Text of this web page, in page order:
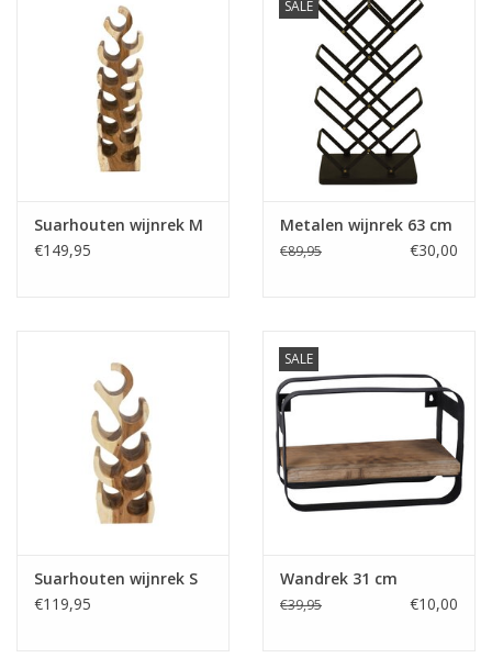
Fake plants
SIeraden
MAGAZIJNOPRUIMING
Media
Suarhouten wijnrek M
€149,95
SALE
Metalen wijnrek 63 cm
€89,95 €30,00
Suarhouten wijnrek S
€119,95
SALE
Wandrek 31 cm
€39,95 €10,00